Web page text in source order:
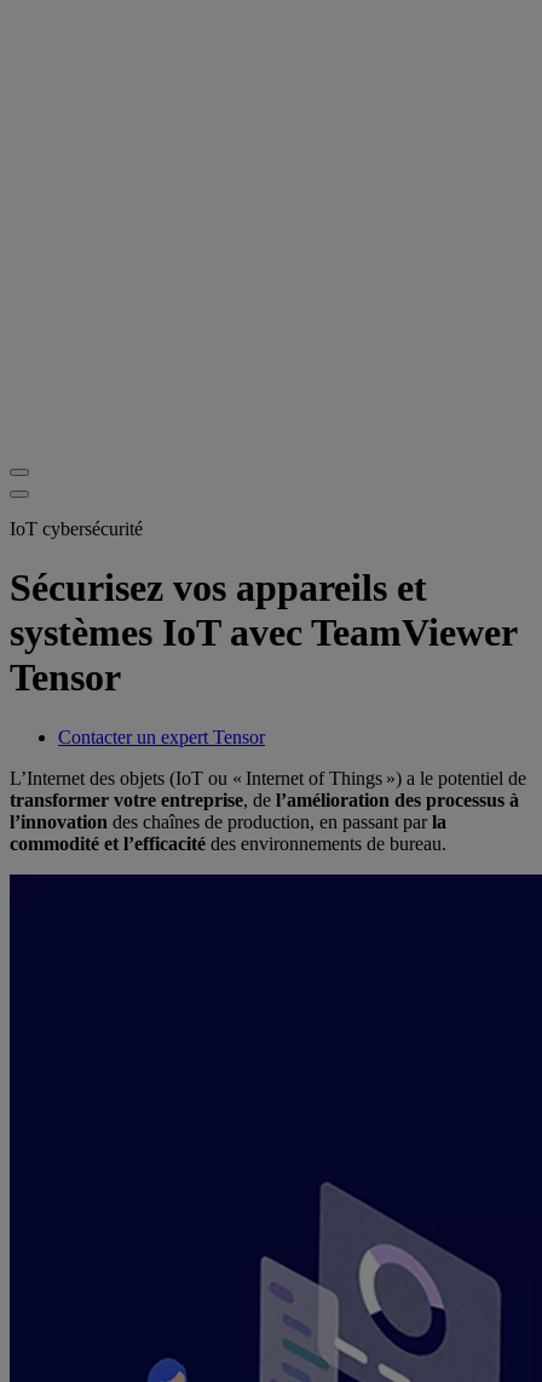
IoT cybersécurité
Sécurisez vos appareils et
systèmes IoT avec TeamViewer
Tensor
Contacter un expert Tensor
L’Internet des objets (IoT ou « Internet of Things ») a le potentiel de
transformer votre entreprise, de l’amélioration des processus à
l’innovation des chaînes de production, en passant parla
commodité et l’efficacité des environnements de bureau.